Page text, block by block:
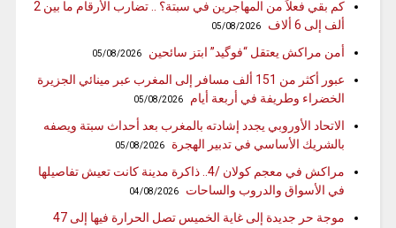
كم بقي فعلاً من المهاجرين في سبتة؟ .. تضارب الأرقام ما بين 2
ألف إلى 6 ألاف
05/08/2026
أمن مراكش يعتقل “فوگيد” ابتز سائحين 05/08/2026
عبور أكثر من 151 ألف مسافر إلى المغرب عبر مينائي الجزيرة
الخضراء وطريفة في أربعة أيام
05/08/2026
الاتحاد الأوروبي يجدد إشادته بالمغرب بعد أحداث سبتة ويصفه
بالشريك الأساسي في تدبير الهجرة
05/08/2026
مراكش في معجم كولان /4.. ذاكرة مدينة كانت تعيش تفاصيلها
في الأسواق والدروب والساحات
04/08/2026
موجة حر جديدة إلى غاية الخميس تصل الحرارة فيها إلى 47